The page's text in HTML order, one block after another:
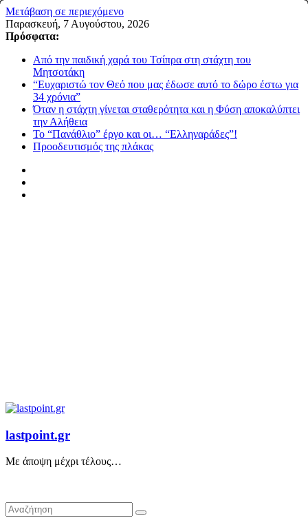
Μετάβαση σε περιεχόμενο
Παρασκευή, 7 Αυγούστου, 2026
Πρόσφατα:
Από την παιδική χαρά του Τσίπρα στη στάχτη του
Μητσοτάκη
“Ευχαριστώ τον Θεό που μας έδωσε αυτό το δώρο έστω για
34 χρόνια”
Όταν η στάχτη γίνεται σταθερότητα και η Φύση αποκαλύπτει
την Αλήθεια
Το “Πανάθλιο” έργο και οι… “Ελληναράδες”!
Προοδευτισμός της πλάκας
lastpoint.gr
Με άποψη μέχρι τέλους…